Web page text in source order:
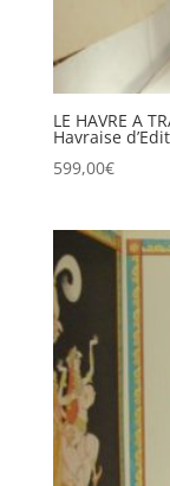
LE HAVRE A
Havraise
599,00€